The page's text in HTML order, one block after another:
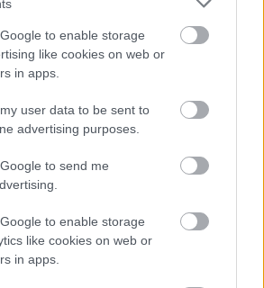
to enable storage
like cookies on web or
in apps.
user data to be sent to
advertising purposes.
to send me
to enable storage
like cookies on web or
in apps.
fortsetter Ski Classics til
Birkebeinerrennet lørdag
stopp, og med 53 kilometer
etter Vasaloppet gjør
sesongens siste Grand Classics-
– det spektakulære
I år har Birken redusert vekten